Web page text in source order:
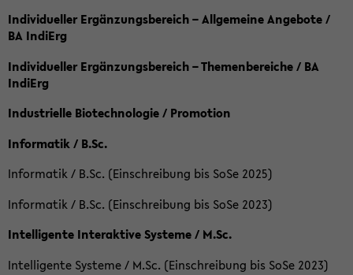
Individueller Ergänzungsbereich – Allgemeine Angebote /
BA IndiErg
Individueller Ergänzungsbereich – Themenbereiche / BA
IndiErg
Industrielle Biotechnologie / Promotion
Informatik / B.Sc.
Informatik / B.Sc. (Einschreibung bis SoSe 2025)
Informatik / B.Sc. (Einschreibung bis SoSe 2023)
Intelligente Interaktive Systeme / M.Sc.
Intelligente Systeme / M.Sc. (Einschreibung bis SoSe 2023)